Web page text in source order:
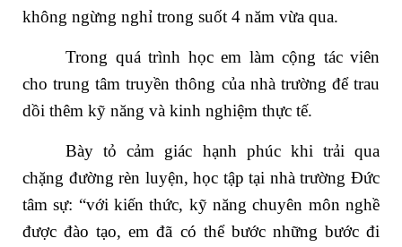
không ngừng nghỉ trong suốt 4 năm vừa qua.
Trong quá trình học em làm cộng tác viên
cho trung tâm truyền thông của nhà trường để trau
dồi thêm kỹ năng và kinh nghiệm thực tế.
Bày tỏ cảm giác hạnh phúc khi trải qua
chặng đường rèn luyện, học tập tại nhà trường Đức
tâm sự: “với kiến thức, kỹ năng chuyên môn nghề
được đào tạo, em đã có thể bước những bước đi